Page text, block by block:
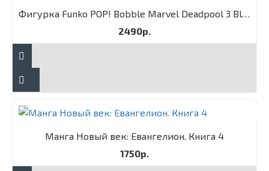
Фигурка Funko POP! Bobble Marvel Deadpool 3 Blade
2490р.
Манга Новый век: Евангелион. Книга 4
1750р.